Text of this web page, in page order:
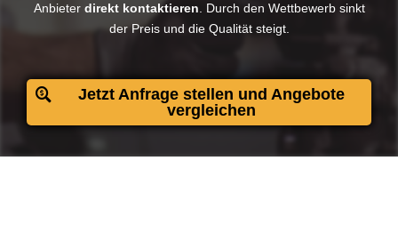
Anbieter direkt kontaktieren. Durch den Wettbewerb sinkt
der Preis und die Qualität steigt.​
Jetzt Anfrage stellen und Angebote
vergleichen